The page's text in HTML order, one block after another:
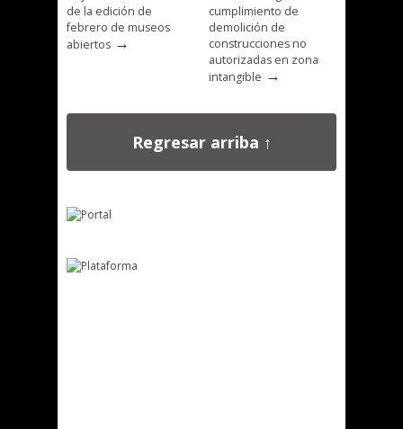
de la edición de
febrero de museos
abiertos →
cumplimiento de
demolición de
construcciones no
autorizadas en zona
intangible →
Regresar arriba ↑